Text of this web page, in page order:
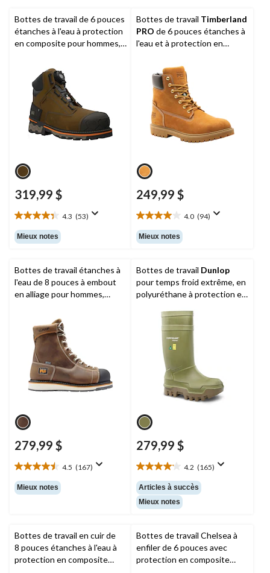
Bottes de travail de 6 pouces
étanches à l'eau à protection
en composite pour hommes,
319,99 $
4.3 (53)
4.3
étoile(s)
sur
53
évaluations
Mieux notes
Bottes de travail Timberland
PRO de 6 pouces étanches à
l'eau et à protection en
pour hommes, Iconic
249,99 $
4.0 (94)
4.0
étoile(s)
sur
94
évaluations
Mieux notes
Bottes de travail étanches à
l'eau de 8 pouces à embout
en alliage pour hommes,
279,99 $
4.5 (167)
4.5
étoile(s)
sur
Mieux notes
Bottes de travail Dunlop
pour temps froid extrême, en
polyuréthane à protection en
279,99 $
4.2 (165)
4.2
étoile(s)
sur
5.
Articles à succès
Mieux notes
Bottes de travail en cuir de
8 pouces étanches à l'eau à
protection en composite
Bottes de travail Chelsea à
enfiler de 6 pouces avec
protection en composite